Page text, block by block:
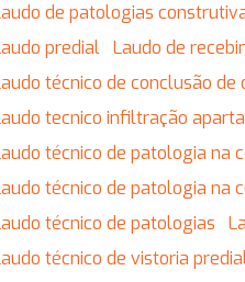
Laudo de patologias
Laudo predial
Laudo de
Laudo técnico de conclusão de
Laudo tecnico infiltração
Laudo técnico de patologia na
Laudo técnico de patologia na
Laudo técnico de patologias
Laudo técnico de vistoria